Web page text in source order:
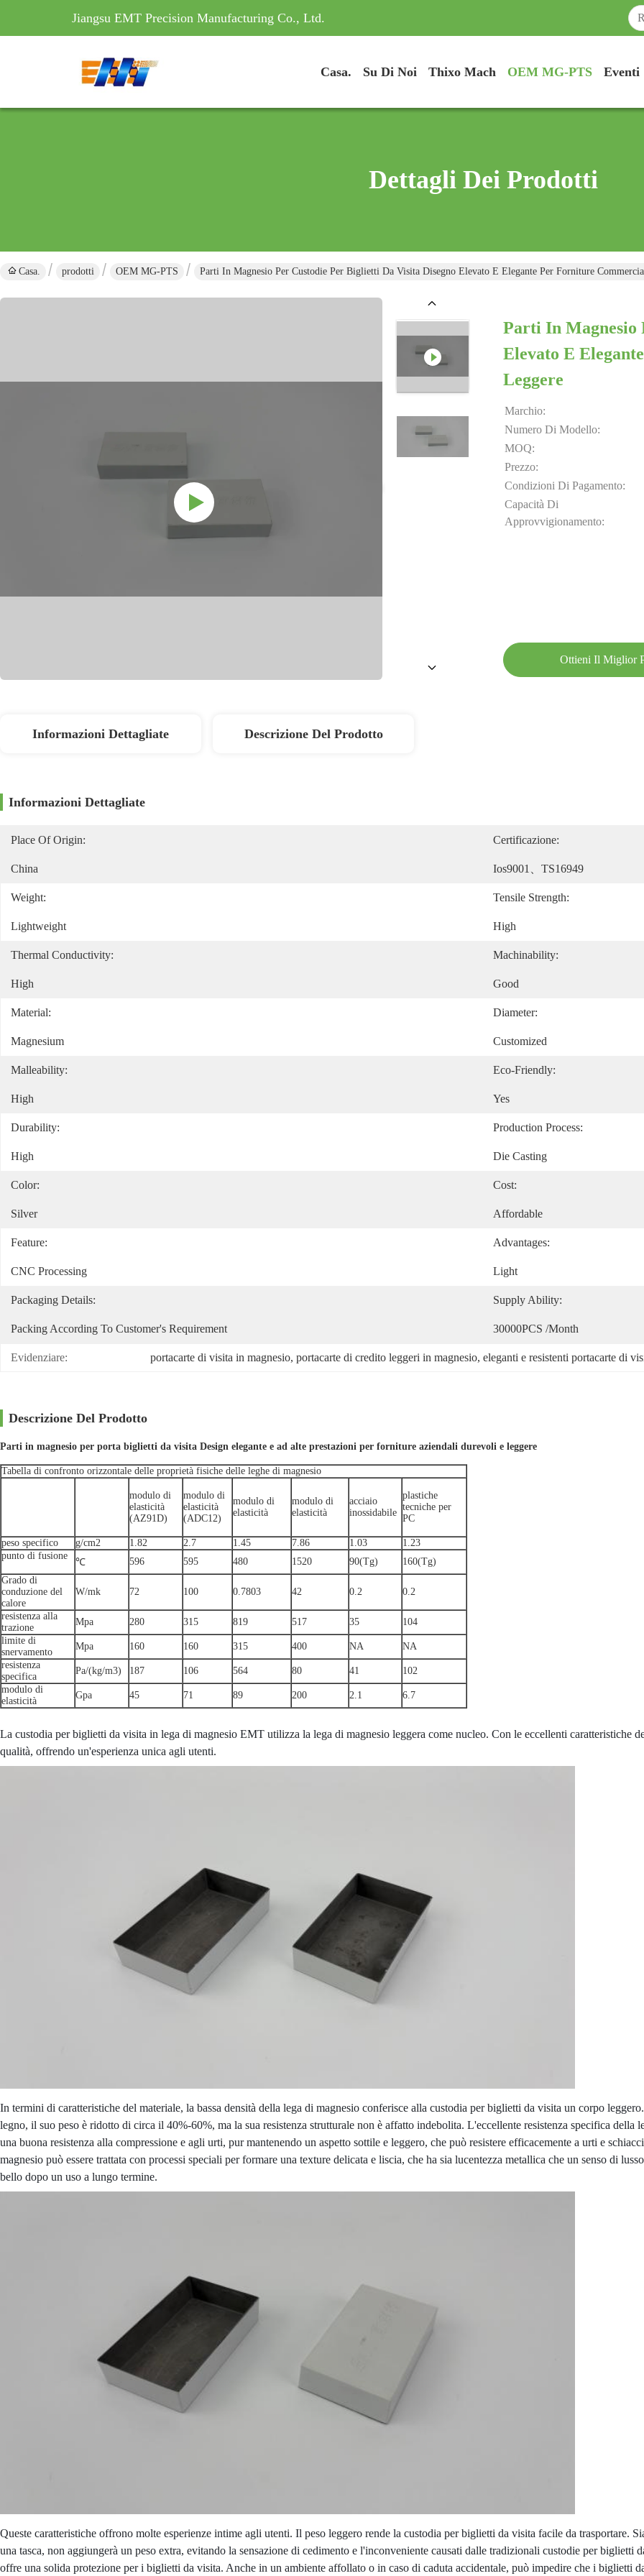
Jiangsu EMT Precision Manufacturing Co., Ltd.
Casa. Su Di Noi Thixo Mach OEM MG-PTS Eventi
Dettagli Dei Prodotti
Casa. prodotti OEM MG-PTS Parti In Magnesio Per Custodie Per Biglietti Da Visita Disegno Elevato E Elegante Per Forniture
Parti In Magnesio
Elevato E
Leggere
Marchio:
Numero Di Modello:
MOQ:
Prezzo:
Condizioni Di Pagamento:
Capacità Di
Approvvigionamento:
Ottieni Il Miglior
Informazioni Dettagliate Descrizione Del Prodotto
Informazioni Dettagliate
Place Of Origin:
China
Certificazione:
Ios9001、TS16949
Weight:
Lightweight
Tensile Strength:
High
Thermal Conductivity:
High
Machinability:
Good
Material:
Magnesium
Diameter:
Customized
Malleability:
High
Eco-Friendly:
Yes
Durability:
High
Production Process:
Die Casting
Color:
Silver
Cost:
Affordable
Feature:
CNC Processing
Advantages:
Light
Packaging Details:
Packing According To Customer's Requirement
Supply Ability:
30000PCS /Month
Evidenziare: portacarte di visita in magnesio, portacarte di credito leggeri in magnesio, eleganti e resistenti portacarte di
Descrizione Del Prodotto
Parti in magnesio per porta biglietti da visita Design elegante e ad alte prestazioni per forniture aziendali durevoli e leggere
Tabella di confronto orizzontale delle proprietà fisiche delle leghe di magnesio
modulo di
elasticità
(AZ91D)
modulo di
elasticità
(ADC12)
modulo di
elasticità
modulo di
elasticità
acciaio
inossidabile
plastiche
tecniche per
PC
peso specifico g/cm2 1.82 2.7 1.45 7.86 1.03
1.23
punto di fusione
℃ 596 595 480 1520 90(Tg)
160(Tg)
Grado di
conduzione del
calore
W/mk 72 100 0.7803 42 0.2 0.2
resistenza alla
trazione
Mpa 280 315 819 517 35
104
limite di
snervamento
Mpa 160 160 315 400 NA
NA
resistenza
specifica
Pa/(kg/m3) 187 106 564 80 41
102
modulo di
elasticità
Gpa 45 71 89 200 2.1 6.7
La custodia per biglietti da visita in lega di magnesio EMT utilizza la lega di magnesio leggera come nucleo. Con le eccellenti caratteristiche
qualità, offrendo un'esperienza unica agli utenti.
In termini di caratteristiche del materiale, la bassa densità della lega di magnesio conferisce alla custodia per biglietti da visita un corpo
legno, il suo peso è ridotto di circa il 40%-60%, ma la sua resistenza strutturale non è affatto indebolita. L'eccellente resistenza specifica della
una buona resistenza alla compressione e agli urti, pur mantenendo un aspetto sottile e leggero, che può resistere efficacemente a urti e
magnesio può essere trattata con processi speciali per formare una texture delicata e liscia, che ha sia lucentezza metallica che un senso di
bello dopo un uso a lungo termine.
Queste caratteristiche offrono molte esperienze intime agli utenti. Il peso leggero rende la custodia per biglietti da visita facile da trasportare.
una tasca, non aggiungerà un peso extra, evitando la sensazione di cedimento e l'inconveniente causati dalle tradizionali custodie per biglietti
offre una solida protezione per i biglietti da visita. Anche in un ambiente affollato o in caso di caduta accidentale, può impedire che i biglietti